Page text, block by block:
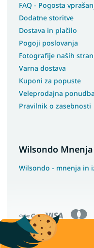
FAQ - Pogosta
Dodatne storitve
Dostava in plačilo
Pogoji poslovanja
Fotografije naših
Varna dostava
Kuponi za popuste
Veleprodajna ponudba
Pravilnik o zasebnosti
Wilsondo Mnenja
Wilsondo - mnenja in